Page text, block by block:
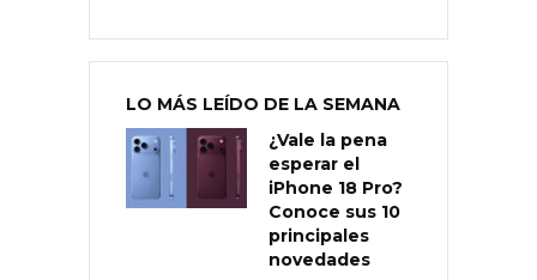
LO MÁS LEÍDO DE LA SEMANA
¿Vale la pena
esperar el
iPhone 18 Pro?
Conoce sus 10
principales
novedades